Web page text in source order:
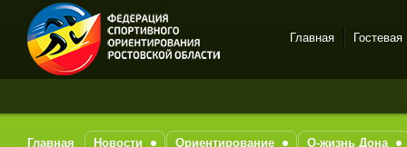
Спортивное
на-Дону
Главная Гостевая
Главная Новости Ориентирование О-жизнь Дона